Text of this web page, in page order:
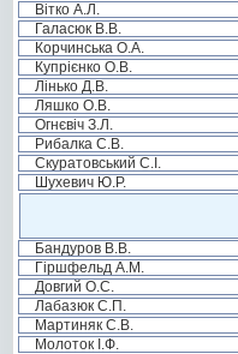
Вітко А.Л.
Галасюк В.В.
Корчинська О.А.
Купрієнко О.В.
Лінько Д.В.
Ляшко О.В.
Огнєвіч З.Л.
Рибалка С.В.
Скуратовський С.І.
Шухевич Ю.Р.
Бандуров В.В.
Гіршфельд А.М.
Довгий О.С.
Лабазюк С.П.
Мартиняк С.В.
Молоток І.Ф.